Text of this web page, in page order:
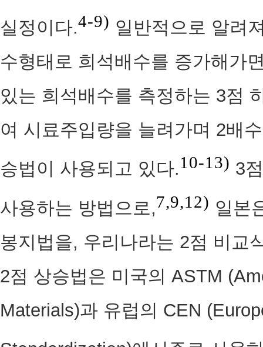
실정이다.4-9) 일반적으로 알려
수형태로 희석배수를 증가해가
있는 희석배수를 측정하는 3점
여 시료주입량을 늘려가며 2배
승법이 사용되고 있다.10-13) 3
사용하는 방법으로,7,9,12) 일본
봉지법을, 우리나라는 2점 비교
2점 상승법은 미국의 ASTM
Materials)과 유럽의 CEN